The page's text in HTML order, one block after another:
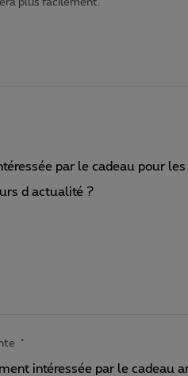
par le cadeau pour les
d actualité ?
intéressée par le cadeau